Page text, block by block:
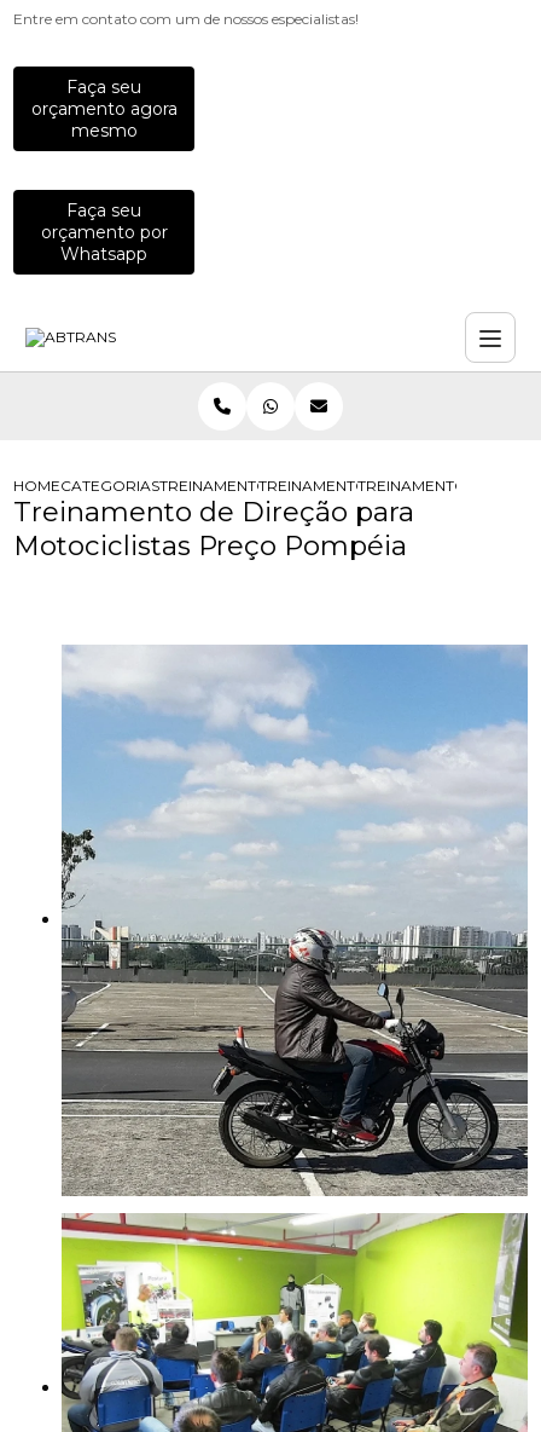
Entre em contato com um de nossos especialistas!
Faça seu
orçamento agora
mesmo
Faça seu
orçamento por
Whatsapp
HOMECATEGORIASTREINAMENTOS PARA MOTOCICLISTAS
TREINAMENTO DE DIRECAO
TREINAMENTO DE
Treinamento de Direção para
Motociclistas Preço Pompéia